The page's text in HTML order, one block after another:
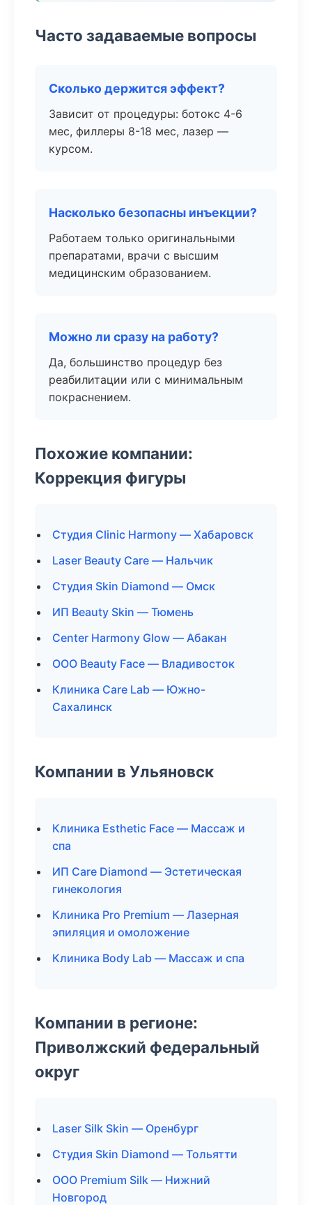
Часто задаваемые вопросы
Сколько держится эффект?
Зависит от процедуры: ботокс 4-6
мес, филлеры 8-18 мес, лазер —
курсом.
Насколько безопасны инъекции?
Работаем только оригинальными
препаратами, врачи с высшим
медицинским образованием.
Можно ли сразу на работу?
Да, большинство процедур без
реабилитации или с минимальным
покраснением.
Похожие компании:
Коррекция фигуры
Студия Clinic Harmony — Хабаровск
Laser Beauty Care — Нальчик
Студия Skin Diamond — Омск
ИП Beauty Skin — Тюмень
Center Harmony Glow — Абакан
ООО Beauty Face — Владивосток
Клиника Care Lab — Южно-
Сахалинск
Компании в Ульяновск
Клиника Esthetic Face — Массаж и
спа
ИП Care Diamond — Эстетическая
гинекология
Клиника Pro Premium — Лазерная
эпиляция и омоложение
Клиника Body Lab — Массаж и спа
Компании в регионе:
Приволжский федеральный
округ
Laser Silk Skin — Оренбург
Студия Skin Diamond — Тольятти
ООО Premium Silk — Нижний
Новгород